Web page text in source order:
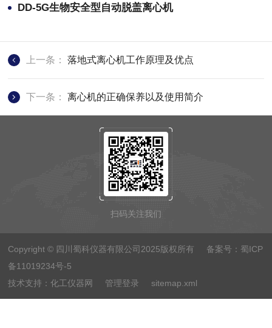
DD-5G生物安全型自动脱盖离心机
上一条：落地式离心机工作原理及优点
下一条：离心机的正确保养以及使用简介
扫码关注我们
Copyright © 四川蜀科仪器有限公司2025版权所有 备案号： 蜀ICP
备11019234号-5
技术支持：化工仪器网 管理登录 sitemap.xml